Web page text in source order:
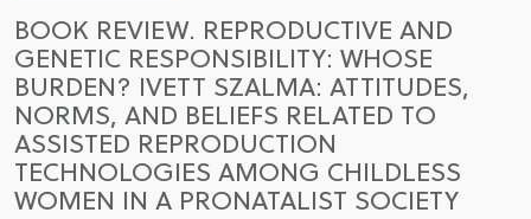
BOOK REVIEW. REPRODUCTIVE AND
GENETIC RESPONSIBILITY: WHOSE
BURDEN? IVETT SZALMA: ATTITUDES,
NORMS, AND BELIEFS RELATED TO
ASSISTED REPRODUCTION
TECHNOLOGIES AMONG CHILDLESS
WOMEN IN A PRONATALIST SOCIETY